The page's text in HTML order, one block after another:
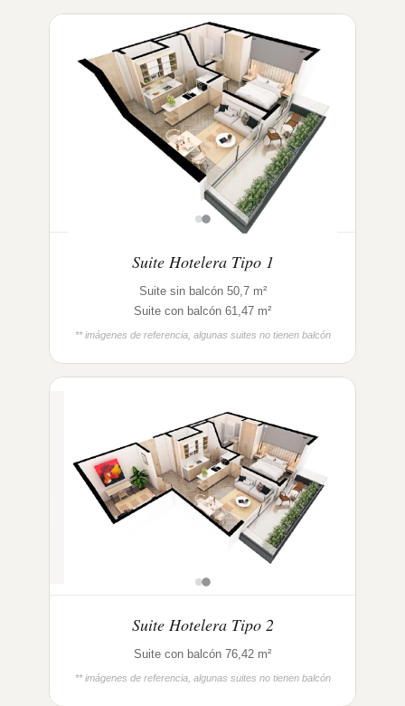
Suite Hotelera Tipo 1
Suite sin balcón 50,7 m²
Suite con balcón 61,47 m²
** imágenes de referencia, algunas suites no tienen balcón
Suite Hotelera Tipo 2
Suite con balcón 76,42 m²
** imágenes de referencia, algunas suites no tienen balcón